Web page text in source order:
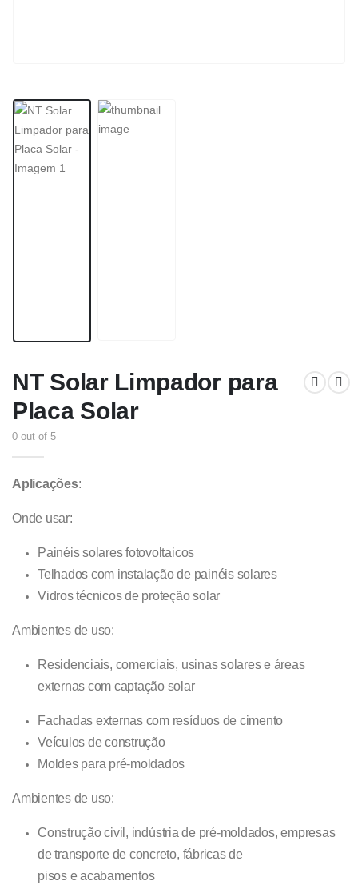
NT Solar Limpador para
Placa Solar
0 out of 5
Aplicações:
Onde usar:
Painéis solares fotovoltaicos
Telhados com instalação de painéis solares
Vidros técnicos de proteção solar
Ambientes de uso:
Residenciais, comerciais, usinas solarese áreas
externas com captação solar
Fachadas externascom resíduos de cimento
Veículos de construção
Moldes para pré-moldados
Ambientes de uso:
Construção civil , indústria de pré-moldados,empresas
de transporte de concreto, fábricas de
pisoseacabamentos